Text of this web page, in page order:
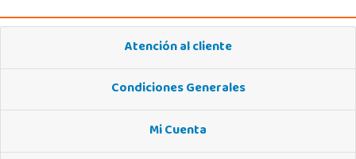
Atención al cliente
Condiciones Generales
Mi Cuenta